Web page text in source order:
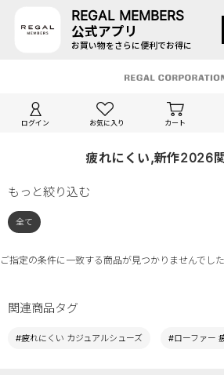
REGAL MEMBERS
公式アプリ
お買い物をさらに便利でお得に
ログイン お気に入り カート
疲れにくい,新作2026
もっと絞り込む
全て
ご指定の条件に一致する商品が見つかりませんでした
関連商品タグ
#疲れにくい カジュアルシューズ #ローファー